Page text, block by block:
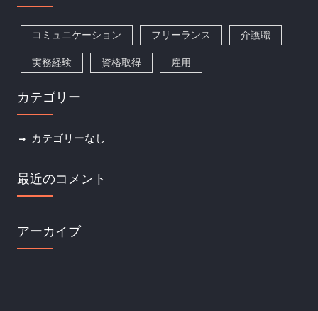
コミュニケーション フリーランス 介護職
実務経験 資格取得 雇用
カテゴリー
カテゴリーなし
最近のコメント
アーカイブ